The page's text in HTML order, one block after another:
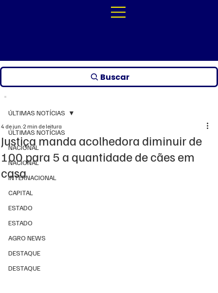
Buscar
ÚLTIMAS NOTÍCIAS
NACIONAL
NACIONAL
INTERNACIONAL
CAPITAL
ESTADO
ESTADO
AGRO NEWS
DESTAQUE
DESTAQUE
ÚLTIMAS NOTÍCIAS
Justiça manda acolhedora diminuir de
100 para 5 a quantidade de cães em
casa
4 de jun.2 min de leitura